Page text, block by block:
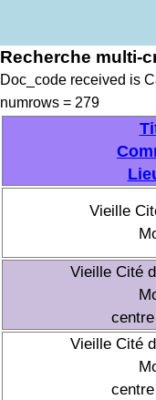
Documents source
Recherche multi-
Doc_code received is
numrows = 279
Vieille
Vieille Cité
Vieille Cité